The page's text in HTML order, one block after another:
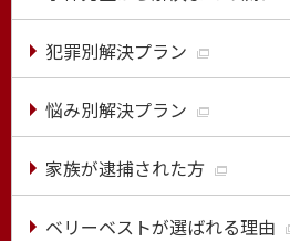
犯罪別解決プラン
悩み別解決プラン
家族が逮捕された方
ベリーベストが選ばれる理由